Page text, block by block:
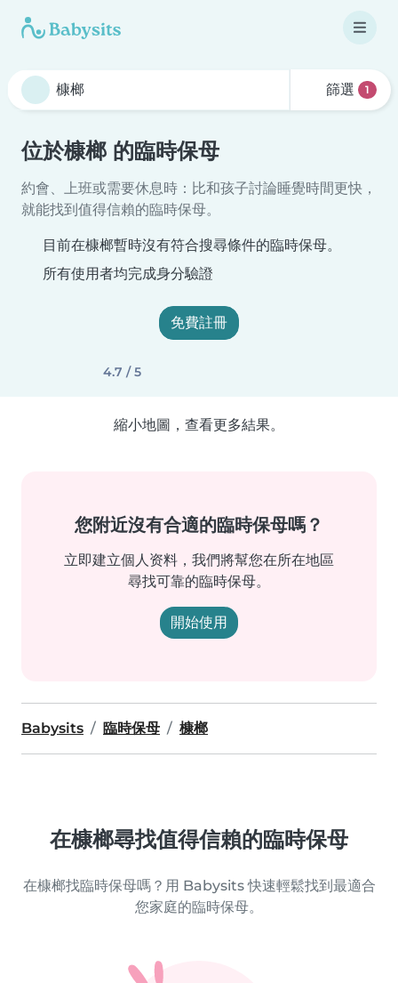
篩選 1
位於槺榔 的臨時保母
約會、上班或需要休息時：比和孩子討論睡覺時間更快，
就能找到值得信賴的臨時保母。
目前在槺榔暫時沒有符合搜尋條件的臨時保母。
所有使用者均完成身分驗證
免費註冊
4.7 / 5
縮小地圖，查看更多結果。
您附近沒有合適的臨時保母嗎？
立即建立個人资料，我們將幫您在所在地區
尋找可靠的臨時保母。
開始使用
Babysits 臨時保母 槺榔
在槺榔尋找值得信賴的臨時保母
在槺榔找臨時保母嗎？用 Babysits 快速輕鬆找到最適合
您家庭的臨時保母。